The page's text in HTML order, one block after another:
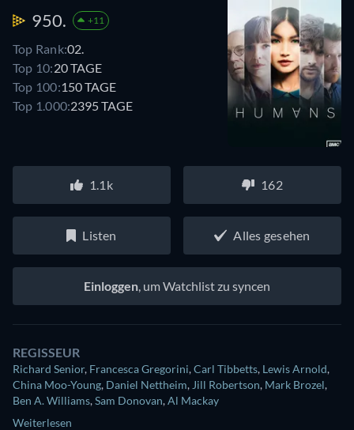
950. +11
Top Rank:02.
Top 10:20 TAGE
Top 100:150 TAGE
Top 1.000:2395 TAGE
1.1k 162
Listen Alles gesehen
Einloggen , um Watchlist zu syncen
REGISSEUR
Richard Senior, Francesca Gregorini,Carl Tibbetts, Lewis Arnold,
China Moo-Young, Daniel Nettheim, Jill Robertson, Mark Brozel,
Ben A. Williams,Sam Donovan,Al Mackay
Weiterlesen